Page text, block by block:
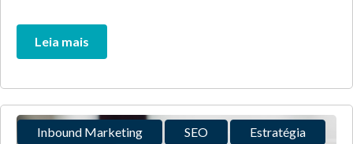
Leia mais
Inbound Marketing SEO Estratégia